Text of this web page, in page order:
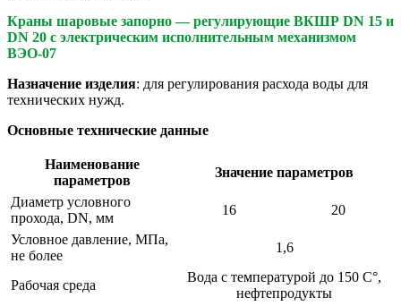
Краны шаровые запорно — регулирующие ВКШР DN 15 и
DN 20 с электрическим исполнительным механизмом
ВЭО-07
Назначение изделия: для регулирования расхода воды для
технических нужд.
Основные технические данные
Наименование
параметров
Значение параметров
Диаметр условного
прохода, DN, мм
16
20
Условное давление, МПа,
не более
1,6
Рабочая среда
Вода с температурой до 150 С°,
нефтепродукты